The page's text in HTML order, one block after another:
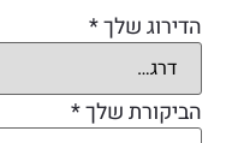
הדירוג שלך*
הביקורת שלך*